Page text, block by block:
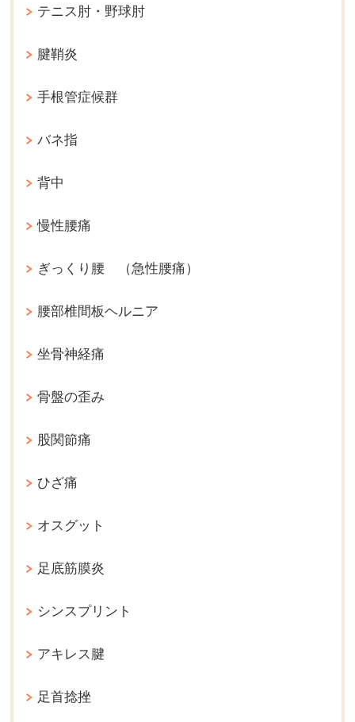
テニス肘・野球肘
腱鞘炎
手根管症候群
バネ指
背中
慢性腰痛
ぎっくり腰 （急性腰痛）
腰部椎間板ヘルニア
坐骨神経痛
骨盤の歪み
股関節痛
ひざ痛
オスグット
足底筋膜炎
シンスプリント
アキレス腱
足首捻挫